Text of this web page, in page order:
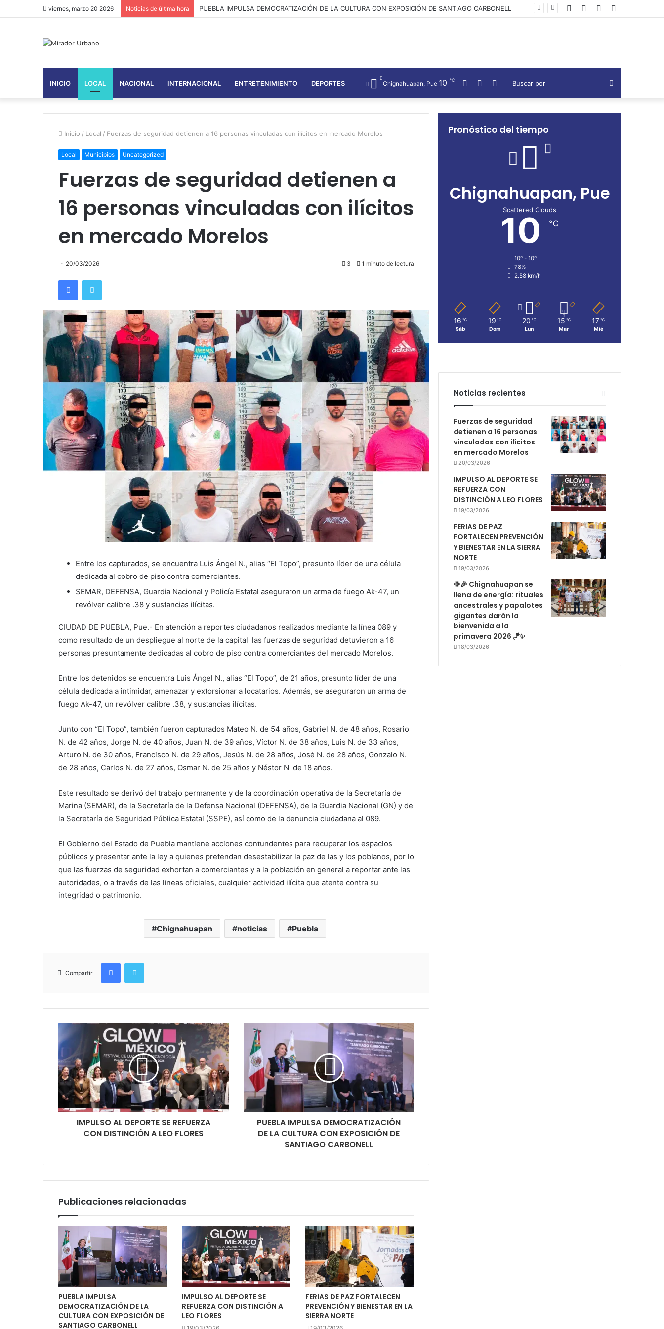
viernes, marzo 20 2026 Noticias de última hora Fuerzas de seguridad detienen a 16 personas vinculadas con ilícitos en mercado Morelos Telegram
Twitter
Facebook
INICIO LOCAL NACIONAL INTERNACIONAL ENTRETENIMIENTO DEPORTES Buscar
por
Telegram
Twitter
Facebook
Chignahuapan, Pue 10 ℃
Inicio / Local / Fuerzas de seguridad detienen a 16 personas vinculadas con ilícitos en mercado Morelos
Local Municipios Uncategorized
Fuerzas de seguridad detienen a
16 personas vinculadas con ilícitos
en mercado Morelos
20/03/2026 3 1 minuto de lectura
FacebookTwitter
Entre los capturados, se encuentra Luis Ángel N., alias “El Topo”, presunto líder de una célula
dedicada al cobro de piso contra comerciantes.
SEMAR, DEFENSA, Guardia Nacional y Policía Estatal aseguraron un arma de fuego Ak-47, un
revólver calibre .38 y sustancias ilícitas.
CIUDAD DE PUEBLA, Pue.- En atención a reportes ciudadanos realizados mediante la línea 089 y
como resultado de un despliegue al norte de la capital, las fuerzas de seguridad detuvieron a 16
personas presuntamente dedicadas al cobro de piso contra comerciantes del mercado Morelos.
Entre los detenidos se encuentra Luis Ángel N., alias “El Topo”, de 21 años, presunto líder de una
célula dedicada a intimidar, amenazar y extorsionar a locatarios. Además, se aseguraron un arma de
fuego Ak-47, un revólver calibre .38, y sustancias ilícitas.
Junto con “El Topo”, también fueron capturados Mateo N. de 54 años, Gabriel N. de 48 años, Rosario
N. de 42 años, Jorge N. de 40 años, Juan N. de 39 años, Víctor N. de 38 años, Luis N. de 33 años,
Arturo N. de 30 años, Francisco N. de 29 años, Jesús N. de 28 años, José N. de 28 años, Gonzalo N.
de 28 años, Carlos N. de 27 años, Osmar N. de 25 años y Néstor N. de 18 años.
Este resultado se derivó del trabajo permanente y de la coordinación operativa de la Secretaría de
Marina (SEMAR), de la Secretaría de la Defensa Nacional (DEFENSA), de la Guardia Nacional (GN) y de
la Secretaría de Seguridad Pública Estatal (SSPE), así como de la denuncia ciudadana al 089.
El Gobierno del Estado de Puebla mantiene acciones contundentes para recuperar los espacios
públicos y presentar ante la ley a quienes pretendan desestabilizar la paz de las y los poblanos, por lo
que las fuerzas de seguridad exhortan a comerciantes y a la población en general a reportar ante las
autoridades, o a través de las líneas oficiales, cualquier actividad ilícita que atente contra su
integridad o patrimonio.
Chignahuapan noticias Puebla
Compartir
FacebookTwitter
IMPULSO AL DEPORTE SE REFUERZA
CON DISTINCIÓN A LEO FLORES
PUEBLA IMPULSA DEMOCRATIZACIÓN
DE LA CULTURA CON EXPOSICIÓN DE
SANTIAGO CARBONELL
Publicaciones relacionadas
PUEBLA IMPULSA
DEMOCRATIZACIÓN DE LA
CULTURA CON EXPOSICIÓN DE
SANTIAGO CARBONELL
IMPULSO AL DEPORTE SE
REFUERZA CON DISTINCIÓN A
LEO FLORES
FERIAS DE PAZ FORTALECEN
PREVENCIÓN Y BIENESTAR EN LA
SIERRA NORTE
Pronóstico del tiempo
Chignahuapan, Pue
Scattered Clouds
10 ℃
10º - 10º
78%
2.58 km/h
16 ℃
Sáb
19 ℃
Dom
20 ℃
Lun
15 ℃
Mar
17 ℃
Mié
Noticias recientes
Fuerzas de seguridad
detienen a 16 personas
vinculadas con ilícitos
en mercado Morelos
20/03/2026
IMPULSO AL DEPORTE SE
REFUERZA CON
DISTINCIÓN A LEO FLORES
19/03/2026
FERIAS DE PAZ
FORTALECEN PREVENCIÓN
Y BIENESTAR EN LA SIERRA
NORTE
19/03/2026
🌞🎉 Chignahuapan se
llena de energía: rituales
ancestrales y papalotes
gigantes darán la
bienvenida a la
primavera 2026 🪁✨
18/03/2026